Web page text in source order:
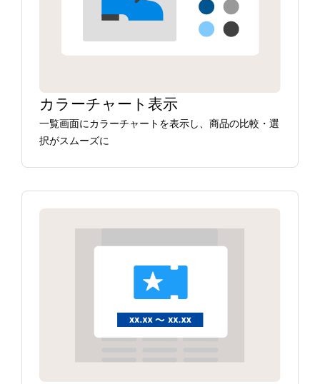
カラーチャート表示
一覧画面にカラーチャートを表示し、商品の比較・選
択がスムーズに